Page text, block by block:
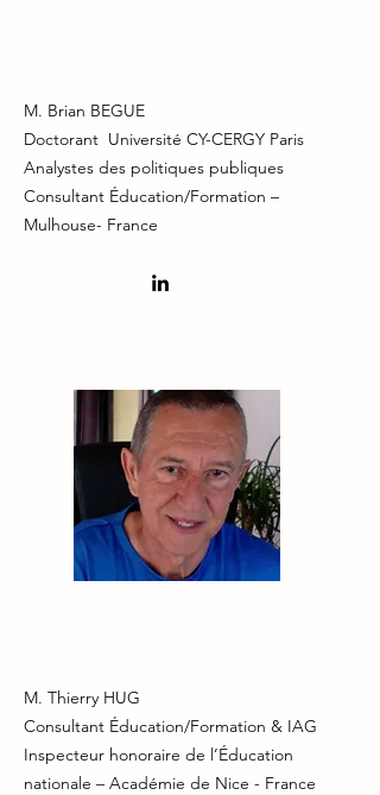
M. Brian BEGUE
Doctorant Université CY-CERGY Paris
Analystes des politiques publiques
Consultant Éducation/Formation –
Mulhouse- France
M. Thierry HUG
Consultant Éducation/Formation & IAG
Inspecteur honoraire de l’Éducation
nationale – Académie de Nice - France